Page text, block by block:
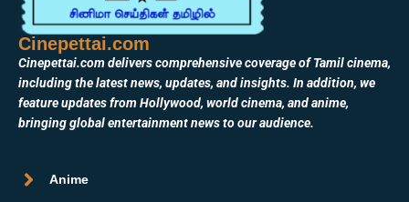
Cinepettai.com
Cinepettai.com delivers comprehensive coverage of Tamil cinema,
including the latest news, updates, and insights. In addition, we
feature updates from Hollywood, world cinema, and anime,
bringing global entertainment news to our audience.
Anime